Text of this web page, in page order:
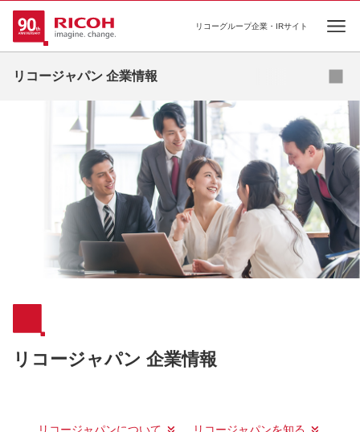
リコーグループ企業・IRサイト
リコージャパン 企業情報
リコージャパン 企業情報